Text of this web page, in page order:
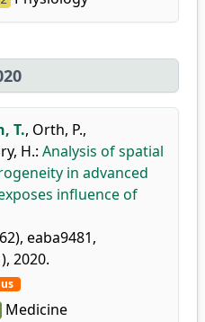
T., Orth, P.,
H.: Analysis of spatial
in advanced
influence of
eaba9481,
2020.
Medicine